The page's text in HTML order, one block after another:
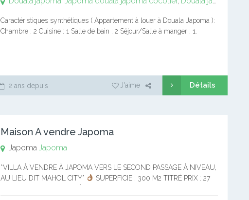
Caractéristiques synthétiques ( Appartement à louer à Douala Japoma ):
Chambre : 2 Cuisine : 1 Salle de bain : 2 Séjour/Salle à manger : 1.
2 ans depuis J'aime Détails
Maison A vendre Japoma
Japoma Japoma
*VILLA À VENDRE À JAPOMA VERS LE SECOND PASSAGE À NIVEAU,
AU LIEU DIT MAHOL CITY*
SUPERFICIE : 300 M2 TITRÉ PRIX : 27